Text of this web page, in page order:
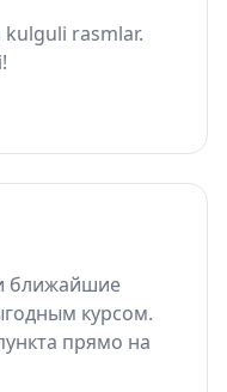
rasmlar.
ближайшие
курсом.
прямо на